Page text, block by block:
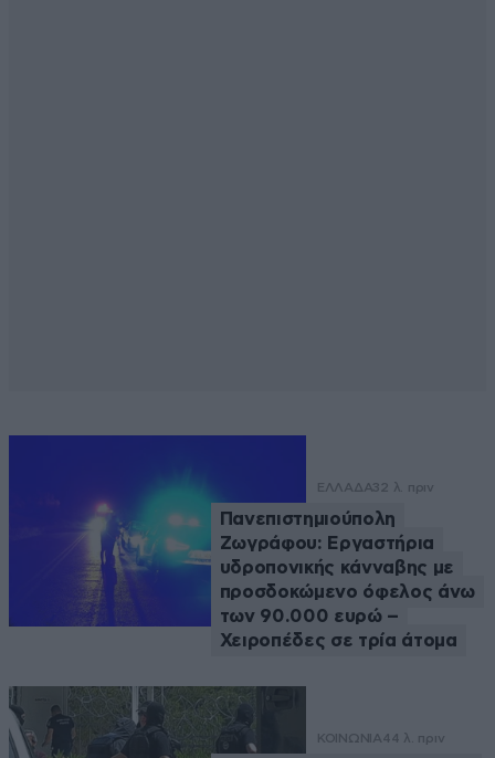
ΕΛΛΑΔΑ32 λ. πριν
Πανεπιστημιούπολη
Ζωγράφου: Εργαστήρια
υδροπονικής κάνναβης με
προσδοκώμενο όφελος άνω
των 90.000 ευρώ –
Χειροπέδες σε τρία άτομα
ΚΟΙΝΩΝΙΑ44 λ. πριν